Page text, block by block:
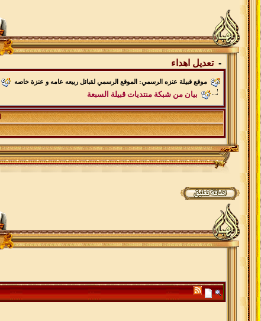
-تعديل اهداء
موقع قبيلة عنزه الرسمي: الموقع الرسمي لقبائل ربيعه عامه و عنزة خاصه
بيان من شبكة منتديات قبيلة السبعة